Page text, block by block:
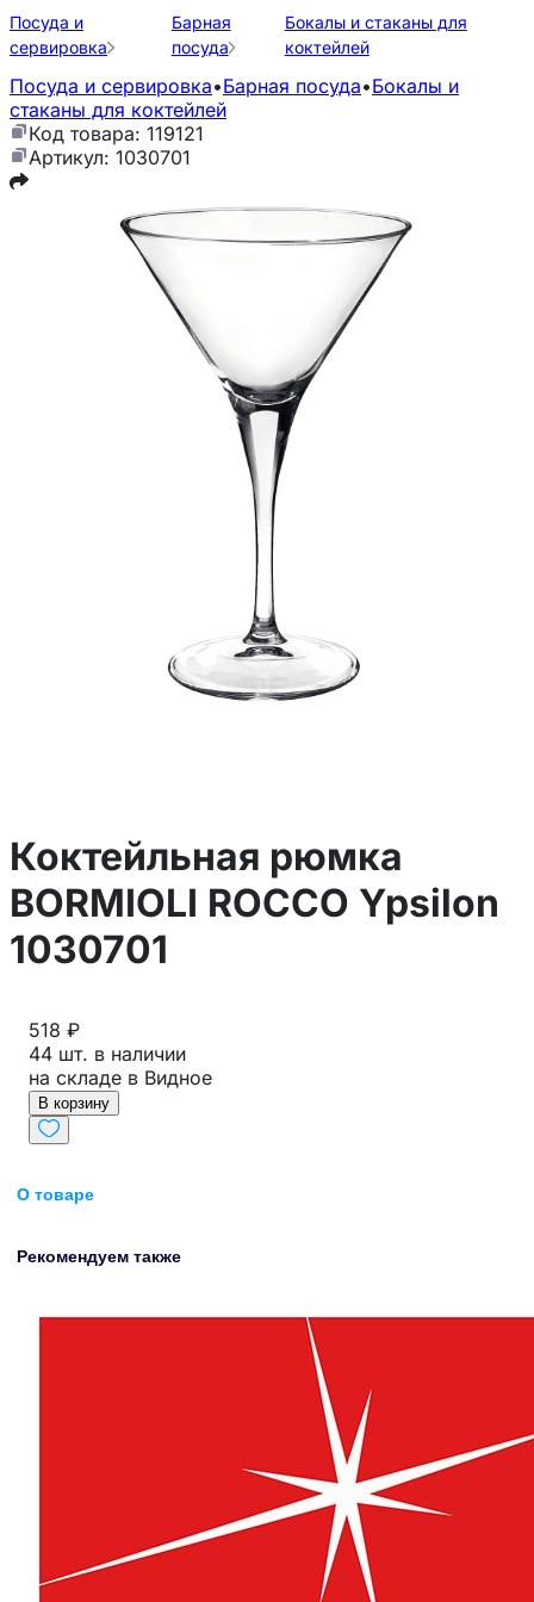
Посуда и
сервировка
Барная
посуда
Бокалы и стаканы для
коктейлей
Посуда и сервировка•Барная посуда•Бокалы и
стаканы для коктейлей
Код товара: 119121
Артикул: 1030701
Коктейльная рюмка
BORMIOLI ROCCO Ypsilon
1030701
518 ₽
44 шт. в наличии
на складе в Видное
В корзину
О товаре
Рекомендуем также